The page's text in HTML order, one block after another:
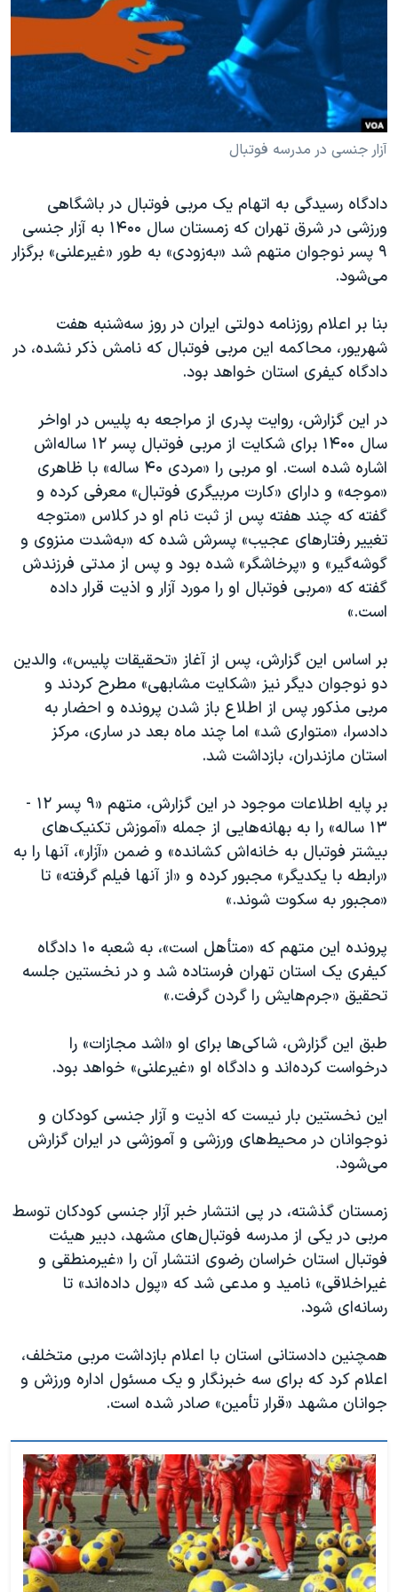
فرهنگ و زندگی
حقوق شهروندی
اقتصادی
علم و فناوری
اسرائیل در جنگ
آرشیو پخش زنده
انتخابات ریاست جمهوری آمریکا ۲۰۲۴
حمله جمهوری اسلامی به اسرائیل
رمز مهسا
ورزش زنان در ایران
مجموعه مستندهای دادخواهی
تریبونال مردمی آبان ۹۸
دادگاه حمید نوری
قانون شفافیت دارائی کادر رهبری ایران
اعتراضات مردمی آبان ۹۸
نرگس محمدی برنده جایزه نوبل صلح
همایش محافظه‌کاران آمریکا «سی‌پک»
صفحه‌های ویژه
سفر پرزیدنت ترامپ به چین
زبانهای مختلف
آزار جنسی در مدرسه فوتبال
دادگاه رسیدگی به اتهام یک مربی فوتبال در باشگاهی
ورزشی در شرق تهران که زمستان سال ۱۴۰۰ به آزار جنسی
۹ پسر نوجوان متهم شد «به‌زودی» به طور «غیرعلنی» برگزار
می‌شود.
بنا بر اعلام روزنامه دولتی ایران در روز سه‌شنبه هفت
شهریور، محاکمه این مربی فوتبال که نامش ذکر نشده، در
دادگاه کیفری استان خواهد بود.
در این گزارش، روایت پدری از مراجعه به پلیس در اواخر
سال ۱۴۰۰ برای شکایت از مربی فوتبال پسر ۱۲ ساله‌اش
اشاره شده است. او مربی را «مردی ۴۰ ساله» با ظاهری
«موجه» و دارای «کارت مربیگری فوتبال» معرفی کرده و
گفته که چند هفته پس از ثبت نام او در کلاس «متوجه
تغییر رفتارهای عجیب» پسرش شده که «به‌شدت منزوی و
گوشه‌گیر» و «پرخاشگر» شده بود و پس از مدتی فرزندش
گفته که «مربی فوتبال او را مورد آزار و اذیت قرار داده
است.»
بر اساس این گزارش، پس از آغاز «تحقیقات پلیس»، والدین
دو نوجوان دیگر نیز «شکایت مشابهی» مطرح کردند و
مربی مذکور پس از اطلاع باز شدن پرونده و احضار به
دادسرا، «متواری شد» اما چند ماه بعد در ساری، مرکز
استان مازندران، بازداشت شد.
بر پایه اطلاعات موجود در این گزارش، متهم «۹ پسر ۱۲ -
۱۳ ساله» را به بهانه‌هایی از جمله «آموزش تکنیک‌های
بیشتر فوتبال به خانه‌اش کشانده» و ضمن «آزار»، آنها را به
«رابطه با یکدیگر» مجبور کرده و «از آنها فیلم گرفته» تا
«مجبور به سکوت شوند.»
پرونده این متهم که «متأهل است»، به شعبه ۱۰ دادگاه
کیفری یک استان تهران فرستاده شد و در نخستین جلسه
تحقیق «جرم‌هایش را گردن گرفت.»
طبق این گزارش، شاکی‌ها برای او «اشد مجازات» را
درخواست کرده‌اند و دادگاه او «غیرعلنی» خواهد بود.
این نخستین بار نیست که اذیت و آزار جنسی کودکان و
نوجوانان در محیط‌های ورزشی و آموزشی در ایران گزارش
می‌شود.
زمستان گذشته، در پی انتشار خبر آزار جنسی کودکان توسط
مربی در یکی از مدرسه فوتبال‌های مشهد، دبیر هیئت
فوتبال استان خراسان رضوی انتشار آن را «غیرمنطقی و
غیراخلاقی» نامید و مدعی شد که «پول داده‌اند» تا
رسانه‌ای شود.
همچنین دادستانی استان با اعلام بازداشت مربی متخلف،
اعلام کرد که برای سه خبرنگار و یک مسئول اداره ورزش و
جوانان مشهد «قرار تأمین» صادر شده است.